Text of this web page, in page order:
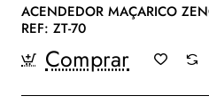
ACENDEDOR MAÇARICO
REF: ZT-70
Comprar